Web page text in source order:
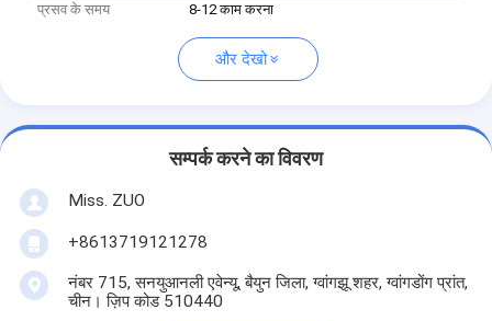
प्रसव के समय
8-12 काम करना
और देखो
सम्पर्क करने का विवरण
Miss. ZUO
+8613719121278
नंबर 715, सनयुआनली एवेन्यू, बैयुन जिला, ग्वांगझू शहर, ग्वांगडोंग प्रांत,
चीन। ज़िप कोड 510440